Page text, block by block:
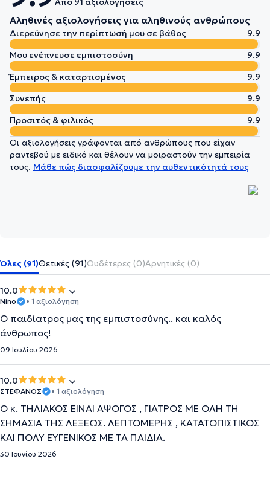
Αληθινές αξιολογήσεις για αληθινούς ανθρώπους
Διερεύνησε την περίπτωσή μου σε βάθος
9.9
Μου ενέπνευσε εμπιστοσύνη
9.9
Έμπειρος & καταρτισμένος
9.9
Συνεπής
9.9
Προσιτός & φιλικός
9.9
Οι αξιολογήσεις γράφονται από ανθρώπους που είχαν
ραντεβού με ειδικό και θέλουν να μοιραστούν την εμπειρία
τους. Μάθε πώς διασφαλίζουμε την αυθεντικότητά τους
Όλες (91)Θετικές (91)Ουδέτερες (0)Αρνητικές (0)
10.0
Nino • 1 αξιολόγηση
Ο παιδίατρος μας της εμπιστοσύνης.. και καλός
άνθρωπος!
09 Ιουλίου 2026
10.0
ΣΤΕΦΑΝΟΣ • 1 αξιολόγηση
Ο κ. ΤΗΛΙΑΚΟΣ ΕΙΝΑΙ ΑΨΟΓΟΣ , ΓΙΑΤΡΟΣ ΜΕ ΟΛΗ ΤΗ
ΣΗΜΑΣΊΑ ΤΗΣ ΛΕΞΕΩΣ. ΛΕΠΤΟΜΕΡΗΣ , ΚΑΤΑΤΟΠΙΣΤΙΚΌΣ
ΚΑΙ ΠΟΛΥ ΕΥΓΕΝΙΚΟΣ ΜΕ ΤΑ ΠΑΙΔΙΆ.
30 Ιουνίου 2026